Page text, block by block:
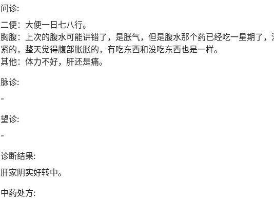
问诊:
二便：大便一日七八行。
胸腹：上次的腹水可能讲错了，是胀气，但是腹水那个药已经吃一星期了
紧的，整天觉得腹部胀胀的，有吃东西和没吃东西也是一样。
其他：体力不好，肝还是痛。
脉诊:
-
望诊:
-
诊断结果:
肝家阴实好转中。
中药处方: